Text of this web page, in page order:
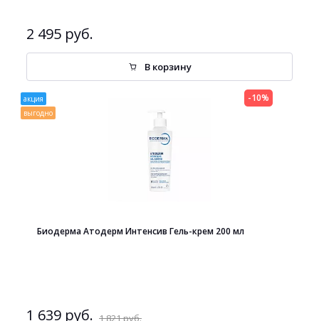
2 495 руб.
В корзину
акция
выгодно
Биодерма Атодерм Интенсив Гель-крем 200 мл
1 639 руб. 1 821 руб.
-10%